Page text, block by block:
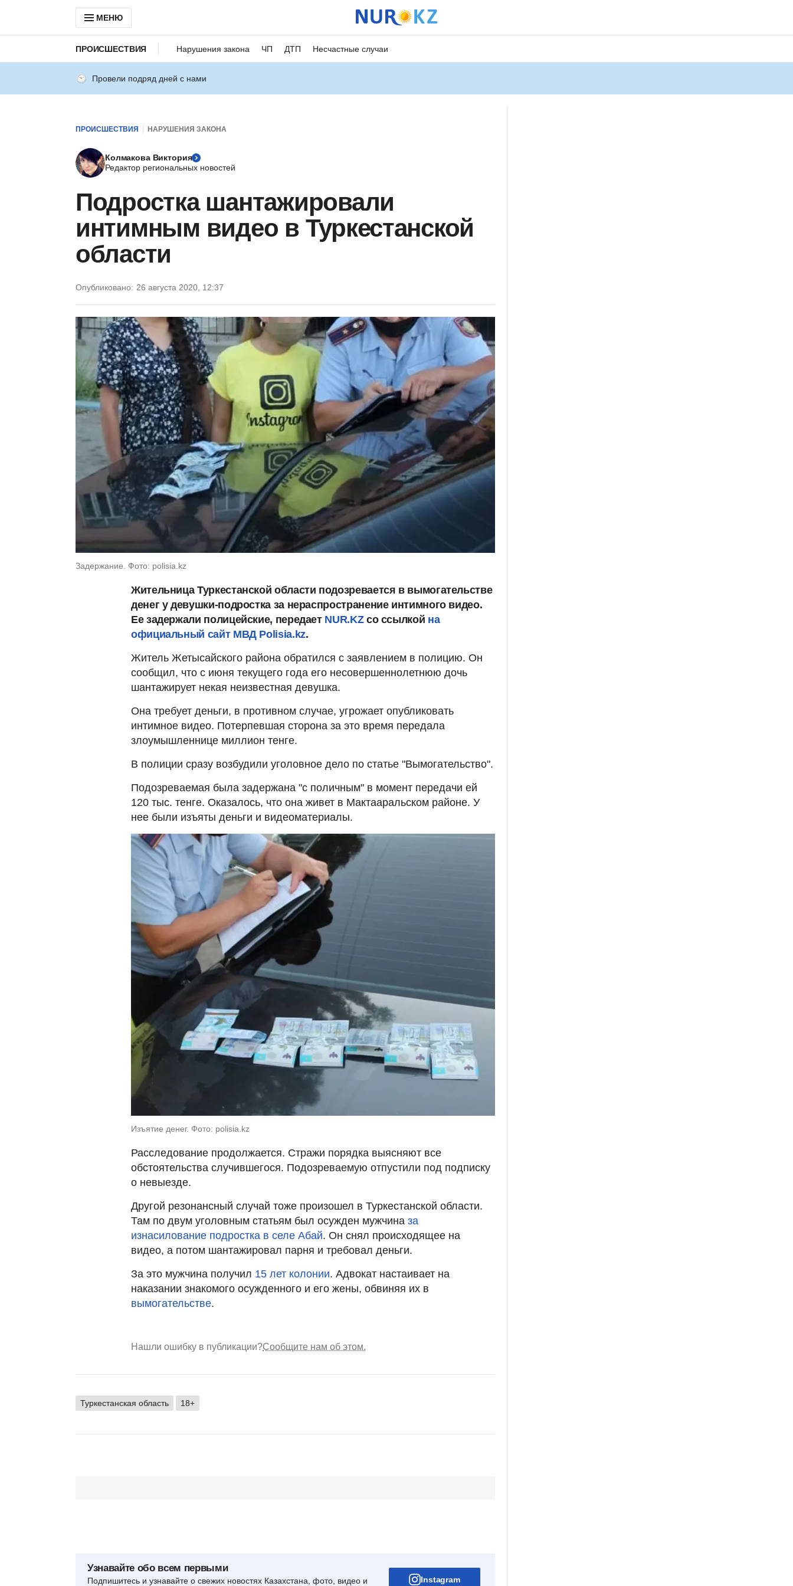
МЕНЮ
ПРОИСШЕСТВИЯ Нарушения закона ЧП ДТП Несчастные случаи
Провели подряд дней с нами
ПРОИСШЕСТВИЯ НАРУШЕНИЯ ЗАКОНА
Колмакова Виктория
Редактор региональных новостей
Подростка шантажировали
интимным видео в Туркестанской
области
Опубликовано: 26 августа 2020, 12:37
Задержание. Фото: polisia.kz
Жительница Туркестанской области подозревается в вымогательстве
денег у девушки-подростка за нераспространение интимного видео.
Ее задержали полицейские, передает NUR.KZсо ссылкой на
официальный сайт МВД Polisia.kz.
Житель Жетысайского района обратился с заявлением в полицию. Он
сообщил, что с июня текущего года его несовершеннолетнюю дочь
шантажирует некая неизвестная девушка.
Она требует деньги, в противном случае, угрожает опубликовать
интимное видео. Потерпевшая сторона за это время передала
злоумышленнице миллион тенге.
В полиции сразу возбудили уголовное дело по статье "Вымогательство".
Подозреваемая была задержана "с поличным" в момент передачи ей
120 тыс. тенге. Оказалось, что она живет в Мактааральском районе. У
нее были изъяты деньги и видеоматериалы.
Изъятие денег. Фото: polisia.kz
Расследование продолжается. Стражи порядка выясняют все
обстоятельства случившегося. Подозреваемую отпустили под подписку
о невыезде.
Другой резонансный случай тоже произошел в Туркестанской области.
Там по двум уголовным статьям был осужден мужчина за
изнасилование подростка в селе Абай. Он снял происходящее на
видео, а потом шантажировал парня и требовал деньги.
За это мужчина получил 15 лет колонии. Адвокат настаивает на
наказании знакомого осужденного и его жены, обвиняя их в
вымогательстве.
Нашли ошибку в публикации?Сообщите нам об этом.
Туркестанская область 18+
Узнавайте обо всем первыми
Подпишитесь и узнавайте о свежих новостях Казахстана, фото, видео и Instagram